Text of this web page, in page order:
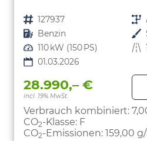
Fahrzeugnr. 127937 Getriebe
Kraftstoff Benzin Außenfarbe
Leistung 110 kW (150 PS) Kilometerstand
01.03.2026
28.990,– €
incl. 19% MwSt.
Verbrauch kombiniert:
CO2-Klasse: F
CO2-Emissionen: 159,00